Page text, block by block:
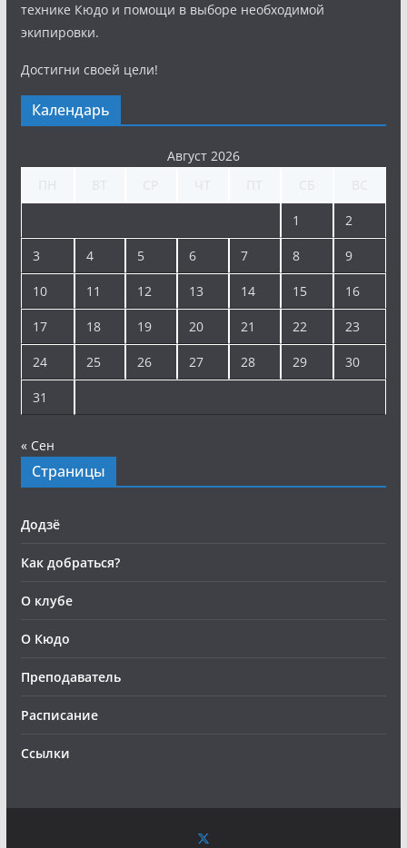
технике Кюдо и помощи в выборе необходимой
экипировки.
Достигни своей цели!
Календарь
Август 2026
1 2
3 4 5 6 7 8 9
10 11 12 13 14 15 16
17 18 19 20 21 22 23
24 25 26 27 28 29 30
31
« Сен
Страницы
Додзё
Как добраться?
О клубе
О Кюдо
Преподаватель
Расписание
Ссылки